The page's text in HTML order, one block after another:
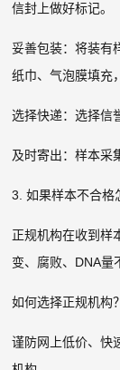
信封上做好标记。
妥善包装：将装有
纸巾、气泡膜填充
选择快递：选择信
及时寄出：样本采
3. 如果样本不合格
正规机构在收到样
变、腐败、DNA量
如何选择正规机构？
谨防网上低价、快